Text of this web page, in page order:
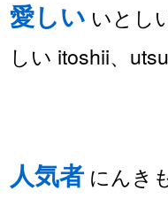
愛しい いとし
しい itoshii、
人気者 にんき